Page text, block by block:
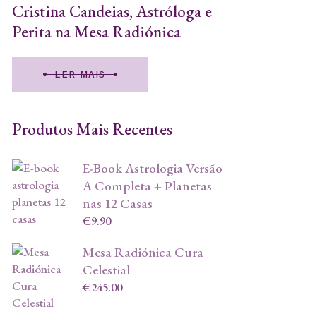
Cristina Candeias, Astróloga e
Perita na Mesa Radiónica
LER MAIS
Produtos Mais Recentes
E-Book Astrologia Versão
A Completa + Planetas
nas 12 Casas
€9.90
Mesa Radiónica Cura
Celestial
€245.00